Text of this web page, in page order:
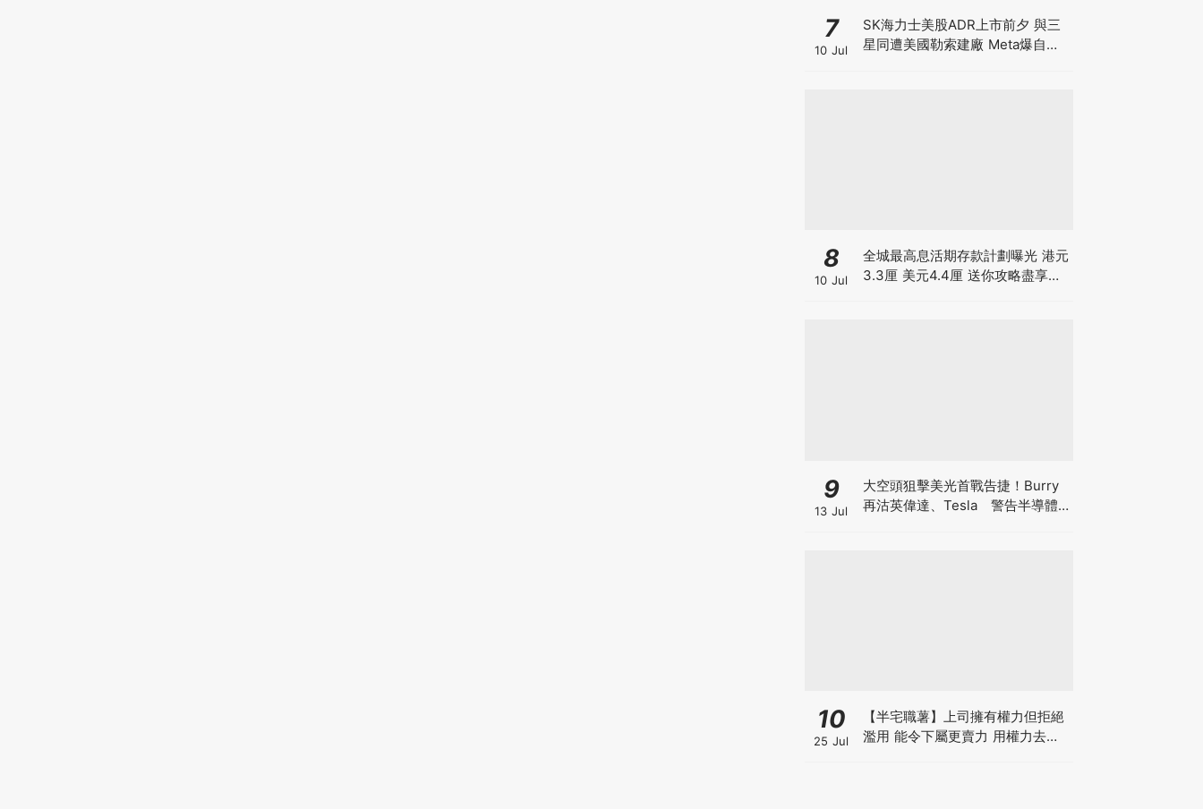
7
10 Jul
SK海力士美股ADR上市前夕 與三
星同遭美國勒索建廠 Meta爆自研
8
10 Jul
全城最高息活期存款計劃曝光 港元
3.3厘 美元4.4厘 送你攻略盡享高
9
13 Jul
大空頭狙擊美光首戰告捷！Burry
再沽英偉達、Tesla 警告半導體
10
25 Jul
【半宅職薯】上司擁有權力但拒絕
濫用 能令下屬更賣力 用權力去迫